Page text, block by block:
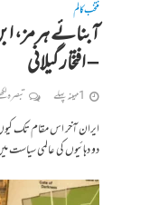
منتخب کالم
آبنائے ہرمز،
– افتخار گیلانی
1 مہینہ پہلے تبصرہ
ایران آخر اس مقام تک
دو دہائیوں کی عالمی سیاست